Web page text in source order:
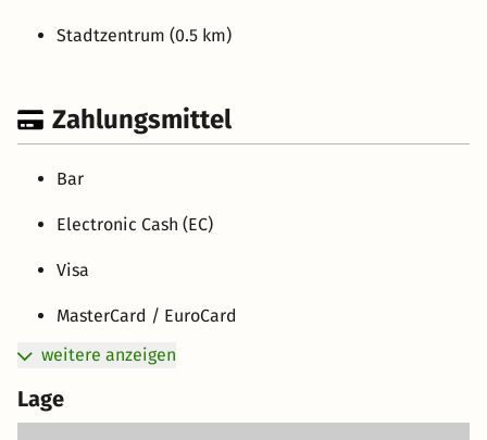
Stadtzentrum (0.5 km)
Zahlungsmittel
Bar
Electronic Cash (EC)
Visa
MasterCard / EuroCard
weitere anzeigen
Lage